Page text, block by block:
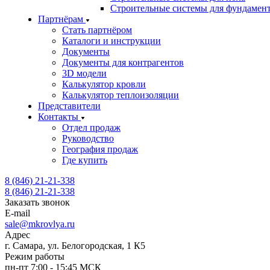
Строительные системы для
Партнёрам
Стать партнёром
Каталоги и инструкции
Документы
Документы для контрагентов
3D модели
Калькулятор кровли
Калькулятор теплоизоляции
Представители
Контакты
Отдел продаж
Руководство
География продаж
Где купить
8 (846) 21-21-338
8 (846) 21-21-338
Заказать звонок
E-mail
sale@mkrovlya.ru
Адрес
г. Самара, ул. Белогородская, 1 К5
Режим работы
пн-пт 7:00 - 15:45 МСК